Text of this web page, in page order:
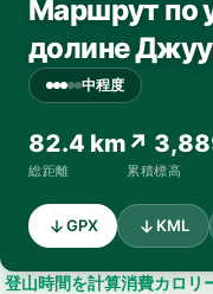
Маршрут по
долине
中程度
82.4 km
総距離
↗
累積標高
GPX KML
登山時間を計算消費カロリ